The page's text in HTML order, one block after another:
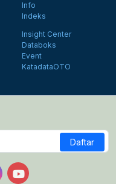
Info
Indeks
Insight Center
Databoks
Event
KatadataOTO
Daftar
Facebook
us on X
Follow us on Instagram
Follow us on